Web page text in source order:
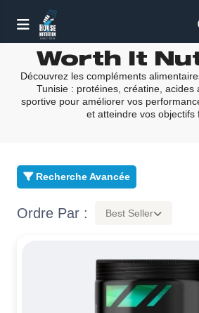
Worth It
Découvrez les compléments
Tunisie : protéines, créatine, acides
sportive pour améliorer vos
et atteindre vos objectifs
Recherche Avancée
Ordre Par : Best Seller